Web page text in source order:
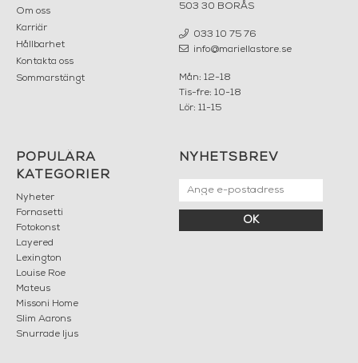
Om oss
Karriär
Hållbarhet
Kontakta oss
Sommarstängt
503 30 BORÅS
033 10 75 76
info@mariellastore.se
Mån: 12-18
Tis-fre: 10-18
Lör: 11-15
POPULÄRA
KATEGORIER
Nyheter
Fornasetti
Fotokonst
Layered
Lexington
Louise Roe
Mateus
Missoni Home
Slim Aarons
Snurrade ljus
NYHETSBREV
OK